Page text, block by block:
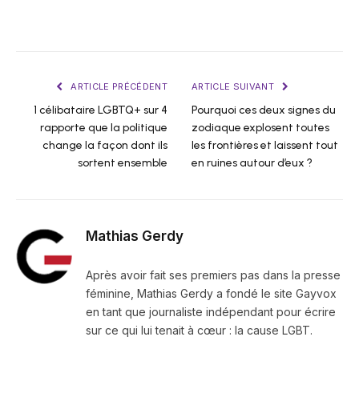
ARTICLE PRÉCÉDENT
1 célibataire LGBTQ+ sur 4
rapporte que la politique
change la façon dont ils
sortent ensemble
ARTICLE SUIVANT
Pourquoi ces deux signes du
zodiaque explosent toutes
les frontières et laissent tout
en ruines autour d’eux ?
Mathias Gerdy
Après avoir fait ses premiers pas dans la presse
féminine, Mathias Gerdy a fondé le site Gayvox
en tant que journaliste indépendant pour écrire
sur ce qui lui tenait à cœur : la cause LGBT.